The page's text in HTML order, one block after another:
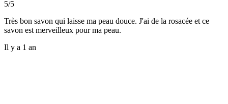
5/5
Très bon savon qui laisse ma peau douce. J'ai de la rosacée et ce
savon est merveilleux pour ma peau.
Il y a 1 an